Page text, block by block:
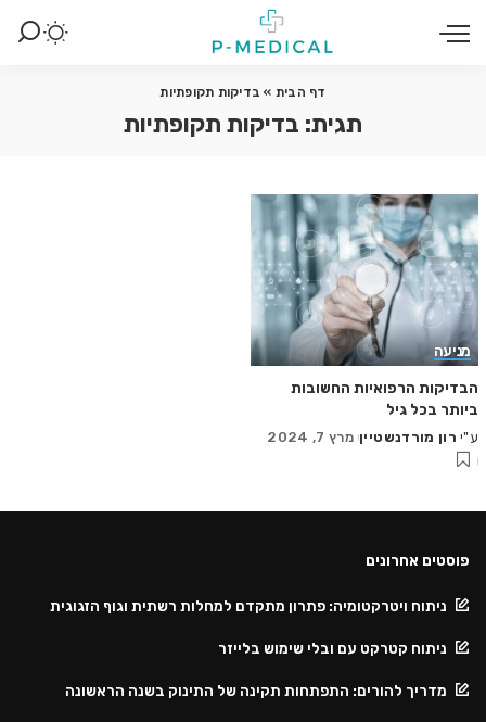
דף הבית » בדיקות תקופתיות
תגית: בדיקות תקופתיות
מניעה
הבדיקות הרפואיות החשובות
ביותר בכל גיל
Posted
by
ע"י רון מורדנשטיין מרץ 7, 2024
פוסטים אחרונים
ניתוח ויטרקטומיה: פתרון מתקדם למחלות רשתית וגוף הזגוגית
ניתוח קטרקט עם ובלי שימוש בלייזר
מדריך להורים: התפתחות תקינה של התינוק בשנה הראשונה